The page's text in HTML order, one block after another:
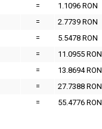
=
1.1096 RON
=
2.7739 RON
=
5.5478 RON
=
11.0955 RON
=
13.8694 RON
=
27.7388 RON
=
55.4776 RON